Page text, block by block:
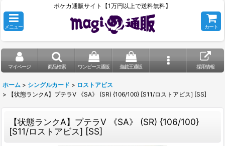
ポケカ通販サイト【1万円以上で送料無料】
メニュー カート
マイページ 商品検索 ワンピース通販 遊戯王通販 採用情報
ホーム > シングルカード > ロストアビス
>
【状態ランクA】プテラV 《SA》 (SR) {106/100} [S11/ロストアビス] [SS]
【状態ランクA】プテラV 《SA》 (SR) {106/100}
[S11/ロストアビス] [SS]